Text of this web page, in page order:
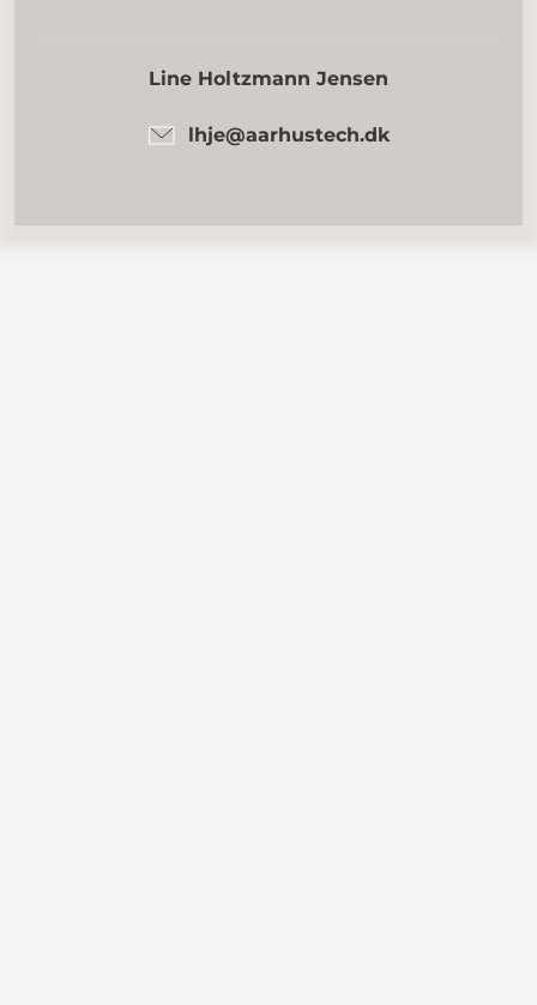
Line Holtzmann Jensen
lhje@aarhustech.dk